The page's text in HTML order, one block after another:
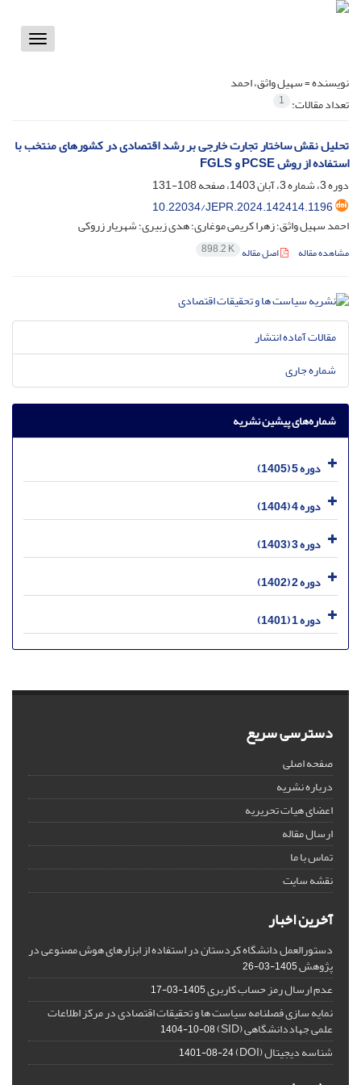
Toggle
نویسنده =سهیل واثق، احمد
تعداد مقالات: 1
تحلیل نقش ساختار تجارت خارجی بر رشد اقتصادی در کشورهای منتخب با
استفاده از روش ‌PCSE و FGLS
دوره 3، شماره 3، آبان 1403، صفحه
108-131
10.22034/JEPR.2024.142414.1196
احمد سهیل واثق؛ زهرا کریمی موغاری؛ هدی زبیری؛ شهریار زروکی
مشاهده مقاله اصل مقاله 898.2 K
مقالات آماده انتشار
شماره جاری
شماره‌های پیشین نشریه
دوره 5 (1405)
دوره 4 (1404)
دوره 3 (1403)
دوره 2 (1402)
دوره 1 (1401)
دسترسی سریع
صفحه اصلی
درباره نشریه
اعضای هیات تحریریه
ارسال مقاله
تماس با ما
نقشه سایت
آخرین اخبار
دستورالعمل دانشگاه کردستان در استفاده از ابزارهای هوش مصنوعی در
پژوهش1405-03-26
عدم ارسال رمز حساب کاربری1405-03-17
نمایه سازی فصلنامه سیاست ها و تحقیقات اقتصادی در مرکز اطلاعات
علمی جهاددانشگاهی (SID) 1404-10-08
شناسه دیجیتال (DOI) 1401-08-24